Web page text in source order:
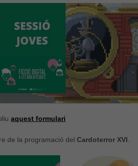
aquest formulari
de la programació delCardoterror XVI